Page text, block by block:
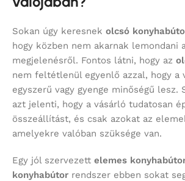
Sokan úgy keresnek olcsó
hogy közben nem akarnak lemondani
megjelenésről. Fontos látni, hogy az
nem feltétlenül egyenlő azzal, hogy a
egyszerű vagy gyenge minőségű lesz.
azt jelenti, hogy a vásárló tudatosan
összeállítást, és csak azokat az
amelyekre valóban szüksége van.
Egy jól szervezett elemes
konyhabútor rendszer ebben sokat